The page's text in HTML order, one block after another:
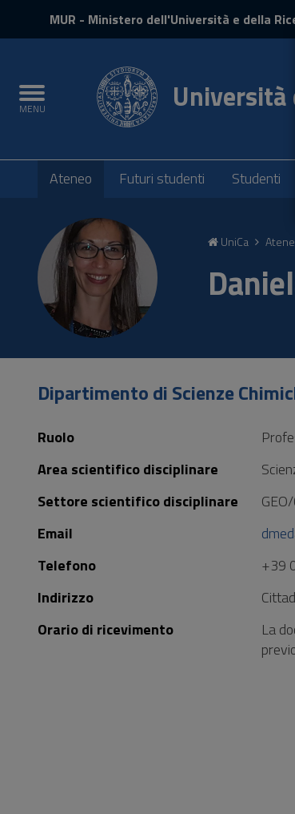
Contenuto
navigazione
MUR - Ministero dell'Università e della
Toggle
navigation
MENU Università
Submenu
Ateneo Futuri studenti Studenti
UniCa
Dipartimento di Scienze
Ruolo
Area scientifico disciplinare
Settore scientifico disciplinare
Email
Telefono
+39
Indirizzo
Orario di ricevimento
La